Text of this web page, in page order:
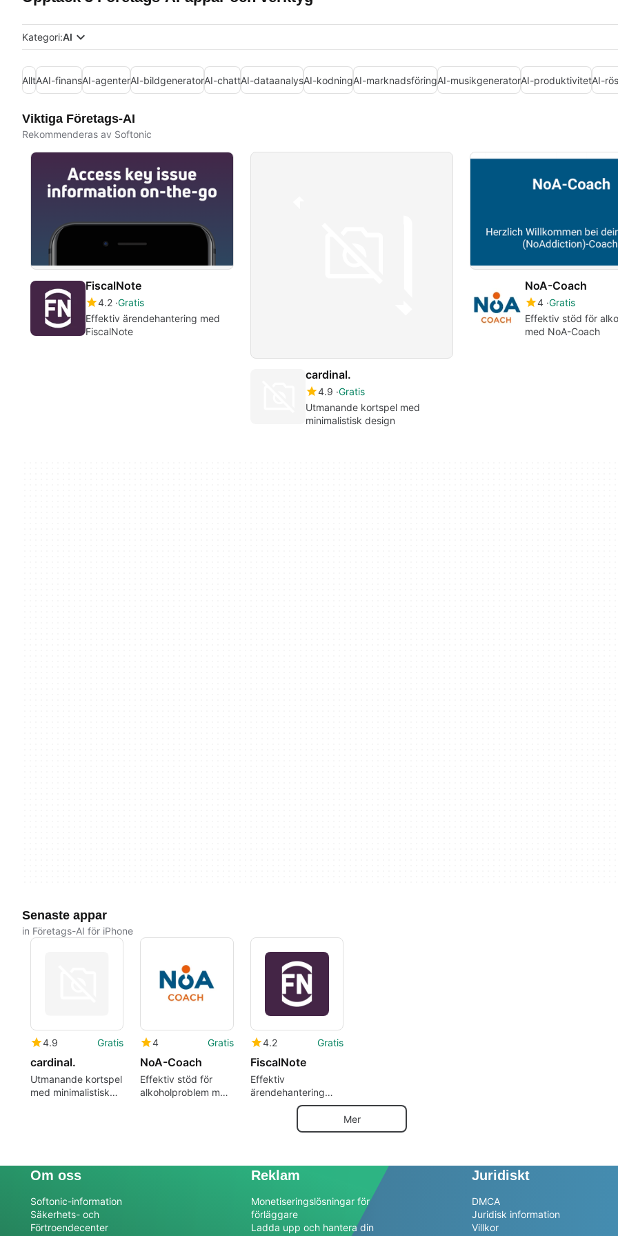
Kategori:AI
AlltAAI-finansAI-agenterAI-bildgeneratorAI-chattAI-dataanalysAI-kodningAI-marknadsföringAI-musikgeneratorAI-produktivitetAI-
Viktiga Företags-AI
Rekommenderas av Softonic
FiscalNote
4.2 Gratis
Effektiv ärendehantering med
FiscalNote
cardinal.
4.9 Gratis
Utmanande kortspel med
minimalistisk design
NoA-Coach
4 Gratis
Effektiv stöd för
med NoA-Coach
Senaste appar
in Företags-AI för iPhone
4.9 Gratis
cardinal.
Utmanande kortspel
med minimalistisk
4 Gratis
NoA-Coach
Effektiv stöd för
alkoholproblem med
4.2 Gratis
FiscalNote
Effektiv
ärendehantering
med FiscalNote
Mer
Om oss
Softonic-information
Säkerhets- och
Förtroendecenter
Reklam
Monetiseringslösningar för
förläggare
Ladda upp och hantera din
Juridiskt
DMCA
Juridisk information
Villkor